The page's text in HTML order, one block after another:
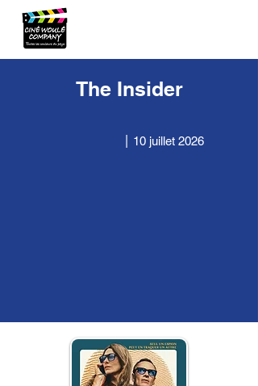
The Insider
| 10 juillet 2026